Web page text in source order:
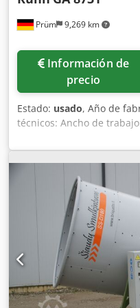
Prüm 9,269 km
Información de
precio
Estado: usado, Año de
técnicos: Ancho de
de la hilera: 1,40 - 2,30
metros Longitud de
transporte: 3,99 metros
montados Hilera central
del rotor: 3,65 metros
rotor: 13 Número de
Brazos de rastrillo: no
transmisión
mantenimiento
puntos 3D Número de
altura de los rastrillos:
hidráulico como equipo